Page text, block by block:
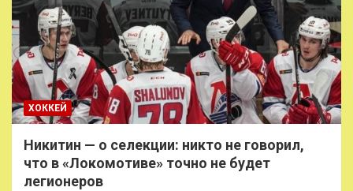
ХОККЕЙ
Никитин — о селекции: никто не говорил,
что в «Локомотиве» точно не будет
легионеров